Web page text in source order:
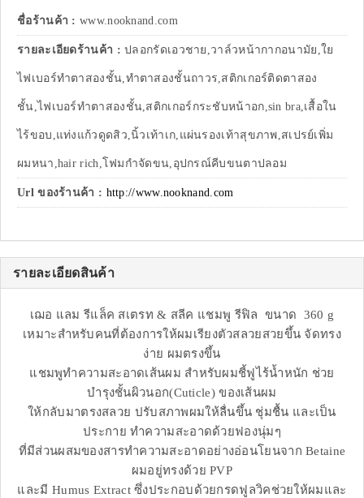
ชื่อร้านค้า : www.nooknand.com
รายละเอียดร้านค้า :ปลอกรัดเอวชาย,วาล์วหน้ากากอนามัย,ใย
ไฟเบอร์ทำตาสองชั้น,ทำตาสองชั้นถาวร,สติกเกอร์ติดตาสอง
ชั้น,ไฟเบอร์ทำตาสองชั้น,สติกเกอร์กระชับหน้าอก,sin bra,เสื้อใน
ไร้ขอบ,แท่งแก้วดูดสิว,นิ้วเท้าเก,แผ่นรองเท้าสุขภาพ,สเปรย์เพิ่ม
ผมหนา,hair rich,โฟมกำจัดขน,อุปกรณ์คีบขนตาปลอม
Url ของร้านค้า : http://www.nooknand.com
รายละเอียดสินค้า
เฌอ แลม รีแล็ค สเตรท & สลีค แชมพู รีฟิล ขนาด 360 g
เหมาะสำหรับคนที่ต้องการให้ผมเรียงตัวสลวยสวยขึ้น จัดทรง
ง่าย ผมตรงขึ้น
แชมพูทำความสะอาดเส้นผม สำหรับผมชี้ฟูไร้น้ำหนัก ช่วย
บำรุงชั้นผิวนอก(Cuticle) ของเส้นผม
ให้กลับมาตรงสลวย ปรับสภาพผมให้ลื่นขึ้น ชุ่มชื้น และเป็น
ประกาย ทำความสะอาดด้วยฟองนุ่มๆ
ที่มีส่วนผสมของสารทำความสะอาดอย่างอ่อนโยนจาก Betaine
ผมอยู่ทรงด้วย PVP
และมี Humus Extract ซึ่งประกอบด้วยกรดฟูลวิคช่วยให้ผมและ